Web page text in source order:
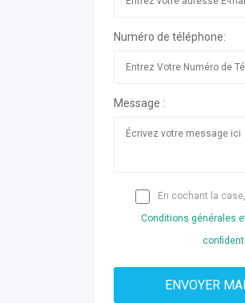
Numéro de téléphone:
Message :
En cochant la
Conditions générales